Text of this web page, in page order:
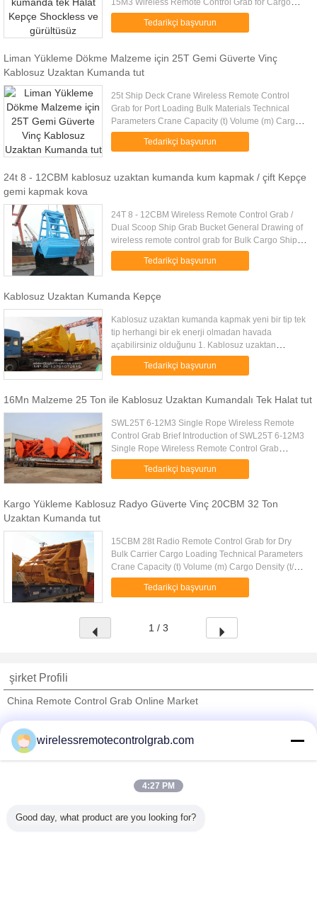
15M3 Wireless Remote Control Grab for Cargo
Ship Wireless remote control grab is a dual scoop
grab that applies radio ....
Tedarikçi başvurun
Liman Yükleme Dökme Malzeme için 25T Gemi Güverte Vinç
Kablosuz Uzaktan Kumanda tut
25t Ship Deck Crane Wireless Remote Control
Grab for Port Loading Bulk Materials Technical
Parameters Crane Capacity (t) Volume (m) Cargo
Density (t/m) Cargo Weight (t) Grab Weight (t) Grab
Model (EH) Mark 10 4...
Tedarikçi başvurun
24t 8 - 12CBM kablosuz uzaktan kumanda kum kapmak / çift Kepçe
gemi kapmak kova
24T 8 - 12CBM Wireless Remote Control Grab /
Dual Scoop Ship Grab Bucket General Drawing of
wireless remote control grab for Bulk Cargo Ship
Technical Parameters of wireless remote control
grab for Bulk Cargo ....
Tedarikçi başvurun
Kablosuz Uzaktan Kumanda Kepçe
Kablosuz uzaktan kumanda kapmak yeni bir tip tek
tip herhangi bir ek enerji olmadan havada
açabilirsiniz olduğunu 1. Kablosuz uzaktan
kumanda kapmak herhangi bir ek enerji olmadan
havada açılan yeni bir tür tek ...
Tedarikçi başvurun
16Mn Malzeme 25 Ton ile Kablosuz Uzaktan Kumandalı Tek Halat tut
SWL25T 6-12M3 Single Rope Wireless Remote
Control Grab Brief Introduction of SWL25T 6-12M3
Single Rope Wireless Remote Control Grab
Wireless remote control grab is a dual scoop grab
that applies radio control ....
Tedarikçi başvurun
Kargo Yükleme Kablosuz Radyo Güverte Vinç 20CBM 32 Ton
Uzaktan Kumanda tut
15CBM 28t Radio Remote Control Grab for Dry
Bulk Carrier Cargo Loading Technical Parameters
Crane Capacity (t) Volume (m) Cargo Density (t/m)
Cargo Weight (t) Grab Weight (t) Grab Model (EH)
Mark 10 4-6m 1.25-0...
Tedarikçi başvurun
1 / 3
şirket Profili
China Remote Control Grab Online Market
Trust Seal
Verified Suplier
Tüm ürünler
wirelessremotecontrolgrab.com
4:27 PM
Good day, what product are you looking for?